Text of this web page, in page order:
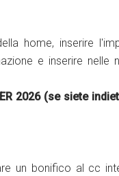
home, inserire
e inserire nelle
2026 (se siete
un bonifico al cc